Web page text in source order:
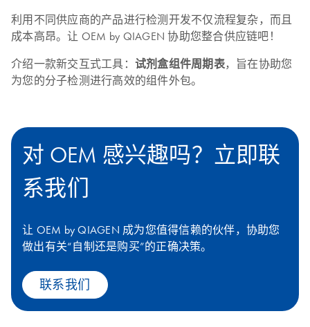
利用不同供应商的产品进行检测开发不仅流程复杂，而且
成本高昂。让 OEM by QIAGEN 协助您整合供应链吧！
介绍一款新交互式工具： 试剂盒组件周期表，旨在协助您
为您的分子检测进行高效的组件外包。
对 OEM 感兴趣吗？立即联
系我们
让 OEM by QIAGEN 成为您值得信赖的伙伴，协助您
做出有关“自制还是购买”的正确决策。
联系我们